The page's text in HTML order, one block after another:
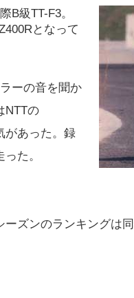
B級TT-F3。
となって
ーの音を聞か
NTTの
があった。録
た。
ズンのランキングは同